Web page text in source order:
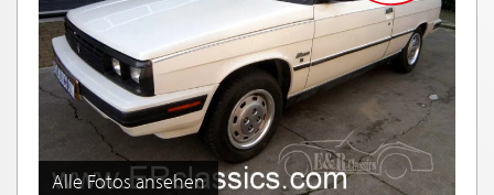
Alle Fotos ansehen